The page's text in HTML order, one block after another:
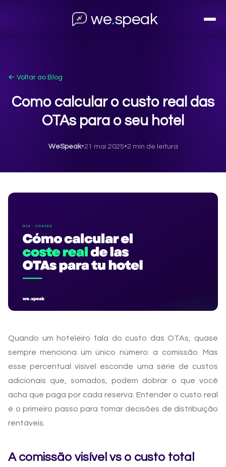
we.speak
← Voltar ao Blog
Como calcular o custo real das
OTAs para o seu hotel
WeSpeak•21 mai 2025•2 min de leitura
Quando um hoteleiro fala do custo das OTAs, quase
sempre menciona um único número: a comissão. Mas
esse percentual visível esconde uma série de custos
adicionais que, somados, podem dobrar o que você
acha que paga por cada reserva. Entender o custo real
é o primeiro passo para tomar decisões de distribuição
rentáveis.
A comissão visível vs o custo total